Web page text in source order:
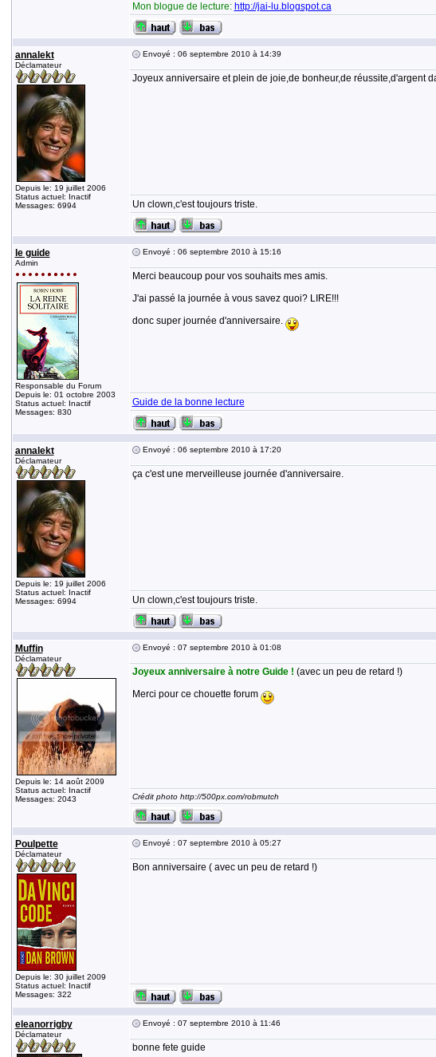
Mon blogue de lecture: http://jai-lu.blogspot.ca
annalekt
Déclamateur
Depuis le: 19 juillet 2006
Status actuel: Inactif
Messages: 6994
Envoyé : 06 septembre 2010 à 14:39
Joyeux anniversaire et plein de joie,de bonheur,de réussite,d'argent
Un clown,c'est toujours triste.
le guide
Admin
Responsable du Forum
Depuis le: 01 octobre 2003
Status actuel: Inactif
Messages: 830
Envoyé : 06 septembre 2010 à 15:16
Merci beaucoup pour vos souhaits mes amis.
J'ai passé la journée à vous savez quoi? LIRE!!!
donc super journée d'anniversaire.
Guide de la bonne lecture
annalekt
Déclamateur
Depuis le: 19 juillet 2006
Status actuel: Inactif
Messages: 6994
Envoyé : 06 septembre 2010 à 17:20
ça c'est une merveilleuse journée d'anniversaire.
Un clown,c'est toujours triste.
Muffin
Déclamateur
Depuis le: 14 août 2009
Status actuel: Inactif
Messages: 2043
Envoyé : 07 septembre 2010 à 01:08
Joyeux anniversaire à notre Guide ! (avec un peu de retard !)
Merci pour ce chouette forum
Crédit photo http://500px.com/robmutch
Poulpette
Déclamateur
Depuis le: 30 juillet 2009
Status actuel: Inactif
Messages: 322
Envoyé : 07 septembre 2010 à 05:27
Bon anniversaire ( avec un peu de retard !)
eleanorrigby
Déclamateur
Envoyé : 07 septembre 2010 à 11:46
bonne fete guide